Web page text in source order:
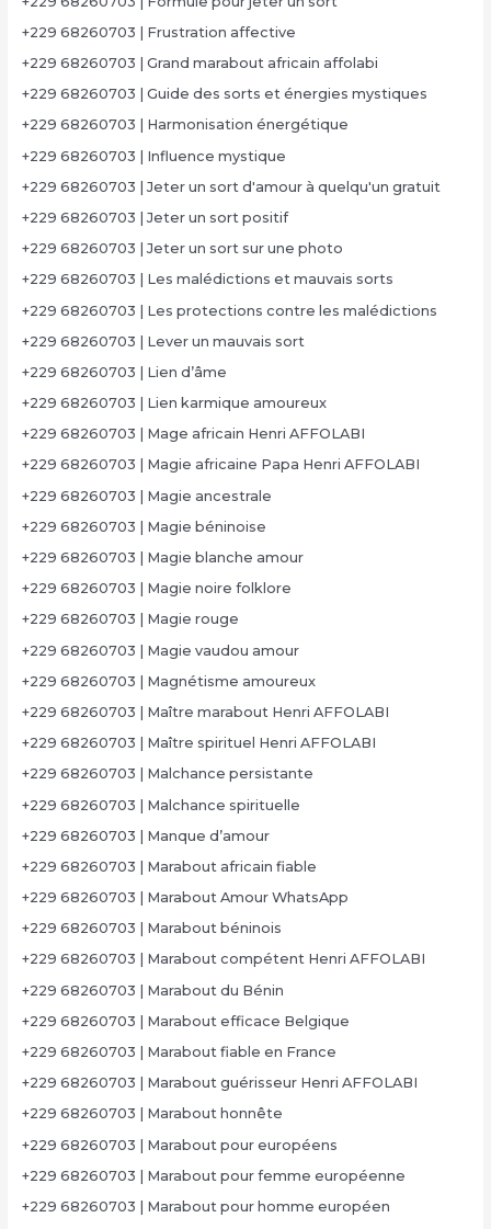
+229 68260703 | Frustration affective
+229 68260703 | Grand marabout africain affolabi
+229 68260703 | Guide des sorts et énergies mystiques
+229 68260703 | Harmonisation énergétique
+229 68260703 | Influence mystique
+229 68260703 | Jeter un sort d'amour à quelqu'un gratuit
+229 68260703 | Jeter un sort positif
+229 68260703 | Jeter un sort sur une photo
+229 68260703 | Les malédictions et mauvais sorts
+229 68260703 | Les protections contre les malédictions
+229 68260703 | Lever un mauvais sort
+229 68260703 | Lien d’âme
+229 68260703 | Lien karmique amoureux
+229 68260703 | Mage africain Henri AFFOLABI
+229 68260703 | Magie africaine Papa Henri AFFOLABI
+229 68260703 | Magie ancestrale
+229 68260703 | Magie béninoise
+229 68260703 | Magie blanche amour
+229 68260703 | Magie noire folklore
+229 68260703 | Magie rouge
+229 68260703 | Magie vaudou amour
+229 68260703 | Magnétisme amoureux
+229 68260703 | Maître marabout Henri AFFOLABI
+229 68260703 | Maître spirituel Henri AFFOLABI
+229 68260703 | Malchance persistante
+229 68260703 | Malchance spirituelle
+229 68260703 | Manque d’amour
+229 68260703 | Marabout africain fiable
+229 68260703 | Marabout Amour WhatsApp
+229 68260703 | Marabout béninois
+229 68260703 | Marabout compétent Henri AFFOLABI
+229 68260703 | Marabout du Bénin
+229 68260703 | Marabout efficace Belgique
+229 68260703 | Marabout fiable en France
+229 68260703 | Marabout guérisseur Henri AFFOLABI
+229 68260703 | Marabout honnête
+229 68260703 | Marabout pour européens
+229 68260703 | Marabout pour femme européenne
+229 68260703 | Marabout pour homme européen